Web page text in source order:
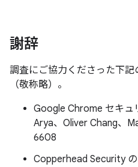
謝辞
調査にご協力くださった下
（敬称略）。
Google Chrome セキュ
Arya、Oliver Chang、
6608
Copperhead Security